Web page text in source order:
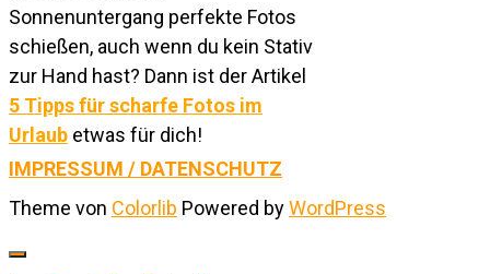
Sonnenuntergang perfekte Fotos
schießen, auch wenn du kein Stativ
zur Hand hast? Dann ist der Artikel
5 Tipps für scharfe Fotos im
Urlaub etwas für dich!
IMPRESSUM / DATENSCHUTZ
Theme von Colorlib Powered byWordPress